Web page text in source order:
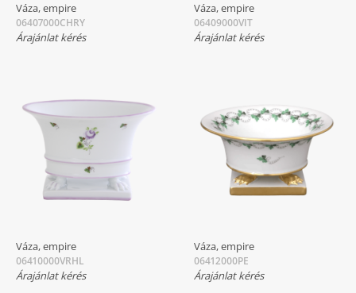
Váza, empire
06407000CHRY
Árajánlat kérés
Váza, empire
06409000VIT
Árajánlat kérés
Váza, empire
06410000VRHL
Árajánlat kérés
Váza, empire
06412000PE
Árajánlat kérés